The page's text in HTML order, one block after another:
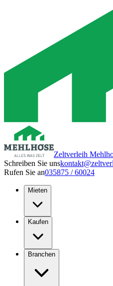
Zeltverleih
Schreiben Sie uns
Rufen Sie an035875 / 60024
Mieten
Kaufen
Branchen